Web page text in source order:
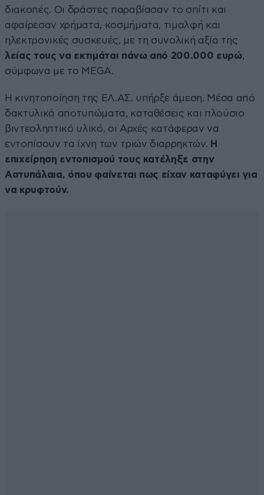
διακοπές. Οι δράστες παραβίασαν το σπίτι και
αφαίρεσαν χρήματα, κοσμήματα, τιμαλφή και
ηλεκτρονικές συσκευές, με τη συνολική αξία της
λείας τους να εκτιμάται πάνω από 200.000 ευρώ,
σύμφωνα με το MEGA.
Η κινητοποίηση της ΕΛ.ΑΣ. υπήρξε άμεση. Μέσα από
δακτυλικά αποτυπώματα, καταθέσεις και πλούσιο
βιντεοληπτικό υλικό, οι Αρχές κατάφεραν να
εντοπίσουν τα ίχνη των τριών διαρρηκτών. Η
επιχείρηση εντοπισμού τους κατέληξε στην
Αστυπάλαια, όπου φαίνεται πως είχαν καταφύγει για
να κρυφτούν.